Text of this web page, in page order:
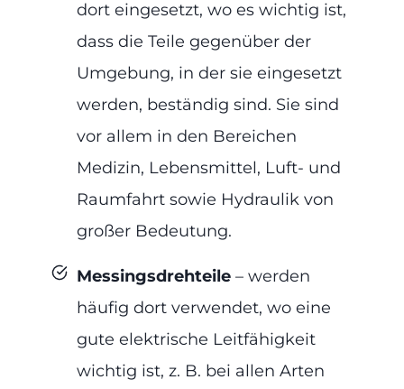
dort eingesetzt, wo es wichtig ist,
dass die Teile gegenüber der
Umgebung, in der sie eingesetzt
werden, beständig sind. Sie sind
vor allem in den Bereichen
Medizin, Lebensmittel, Luft- und
Raumfahrt sowie Hydraulik von
großer Bedeutung.
Messingsdrehteile– werden
häufig dort verwendet, wo eine
gute elektrische Leitfähigkeit
wichtig ist, z. B. bei allen Arten